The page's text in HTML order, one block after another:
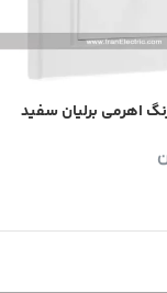
اهرمی برلیان سفید